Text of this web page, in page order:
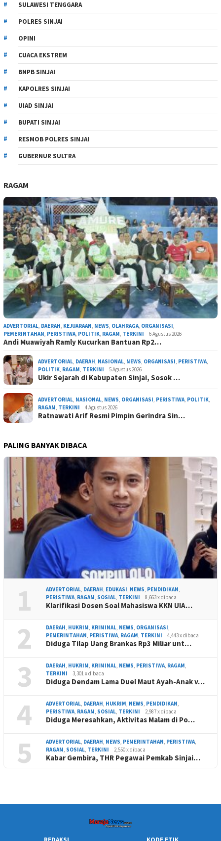
SULAWESI TENGGARA
POLRES SINJAI
OPINI
CUACA EKSTREM
BNPB SINJAI
KAPOLRES SINJAI
UIAD SINJAI
BUPATI SINJAI
RESMOB POLRES SINJAI
GUBERNUR SULTRA
RAGAM
ADVERTORIAL, DAERAH, KEJUARAAN, NEWS, OLAHRAGA, ORGANISASI,
PEMERINTAHAN, PERISTIWA, POLITIK, RAGAM, TERKINI 6 Agustus 2026
Andi Muawiyah Ramly Kucurkan Bantuan Rp2…
ADVERTORIAL, DAERAH, NASIONAL, NEWS, ORGANISASI, PERISTIWA,
POLITIK, RAGAM, TERKINI 5 Agustus 2026
Ukir Sejarah di Kabupaten Sinjai, Sosok …
ADVERTORIAL, NASIONAL, NEWS, ORGANISASI, PERISTIWA, POLITIK,
RAGAM, TERKINI 4 Agustus 2026
Ratnawati Arif Resmi Pimpin Gerindra Sin…
PALING BANYAK DIBACA
1 ADVERTORIAL, DAERAH, EDUKASI, NEWS, PENDIDIKAN,
PERISTIWA, RAGAM, SOSIAL, TERKINI 8,663 x dibaca
Klarifikasi Dosen Soal Mahasiswa KKN UIA…
2 DAERAH, HUKRIM, KRIMINAL, NEWS, ORGANISASI,
PEMERINTAHAN, PERISTIWA, RAGAM, TERKINI 4,443 x dibaca
Diduga Tilap Uang Brankas Rp3 Miliar unt…
3 DAERAH, HUKRIM, KRIMINAL, NEWS, PERISTIWA, RAGAM,
TERKINI
3,301 x dibaca
Diduga Dendam Lama Duel Maut Ayah-Anak v…
4 ADVERTORIAL, DAERAH, HUKRIM, NEWS, PENDIDIKAN,
PERISTIWA, RAGAM, SOSIAL, TERKINI 2,987 x dibaca
Diduga Meresahkan, Aktivitas Malam di Po…
5 ADVERTORIAL, DAERAH, NEWS, PEMERINTAHAN, PERISTIWA,
RAGAM, SOSIAL, TERKINI 2,550 x dibaca
Kabar Gembira, THR Pegawai Pemkab Sinjai…